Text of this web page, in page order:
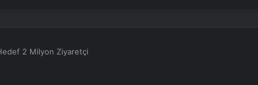
2 Milyon Ziyaretçi